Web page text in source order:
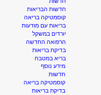
חדשות הבריאות
קוסמטיקה בריאה
בריאות עם מודעות
יורדים במשקל
הרפואה החדשה
בדיקת בריאות
בריא במטבח
מידע נוסף
חדשות
קוסמטיקה בריאה
בדיקת בריאות